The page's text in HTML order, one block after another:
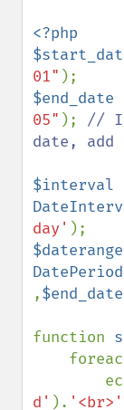
<?php
01"
05" ); // If
date, add
$interval
day'
$daterange
DatePeriod
,$end_date
function
d' ). '<br>'